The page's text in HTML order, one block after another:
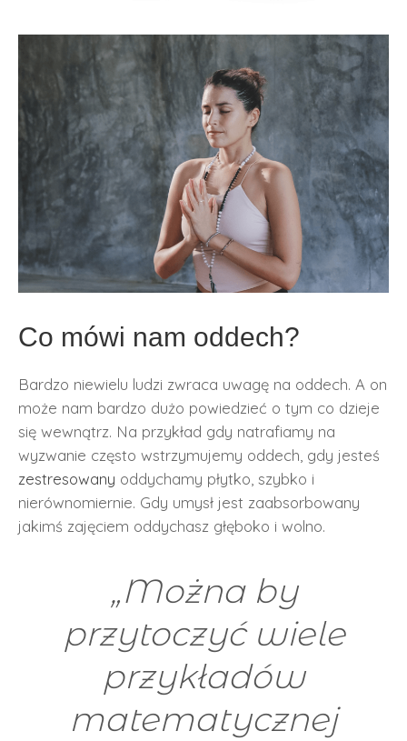
Co mówi nam oddech?
Bardzo niewielu ludzi zwraca uwagę na oddech. A on
może nam bardzo dużo powiedzieć o tym co dzieje
się wewnątrz. Na przykład gdy natrafiamy na
wyzwanie często wstrzymujemy oddech, gdy jesteś
zestresowany oddychamy płytko, szybko i
nierównomiernie. Gdy umysł jest zaabsorbowany
jakimś zajęciem oddychasz głęboko i wolno.
„Można by
przytoczyć wiele
przykładów
matematycznej